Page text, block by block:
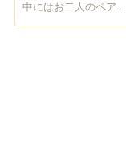
中にはお二人のペア...